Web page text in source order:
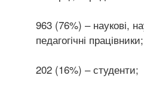
963 (76%) – наукові,
педагогічні працівники;
202 (16%) – студенти;